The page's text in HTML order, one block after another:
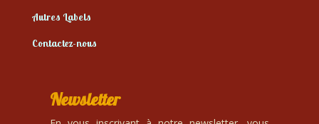
Autres Labels
Contactez-nous
Newsletter